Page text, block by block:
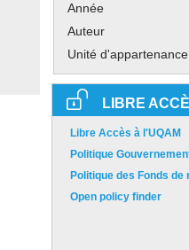
Année
Auteur
Unité d'appartenance
LIBRE
Libre Accès à l'UQAM
Politique
Politique des Fonds
Open policy finder